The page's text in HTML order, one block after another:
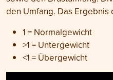
den Umfang. Das Ergebnis
1 = Normalgewicht
>1 = Untergewicht
<1 = Übergewicht